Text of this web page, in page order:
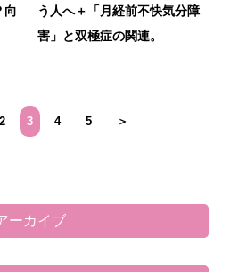
向
う人へ＋「月経前不快気分障
害」と双極症の関連。
2 3 4 5 ＞
ーカイブ